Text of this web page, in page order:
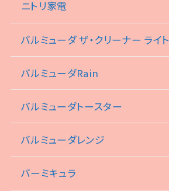
ニトリ家電
バルミューダ ザ・クリーナー ライト
バルミューダRain
バルミューダトースター
バルミューダレンジ
バーミキュラ